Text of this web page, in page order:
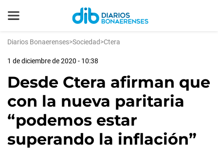
Diarios Bonaerenses>Sociedad>Ctera
1 de diciembre de 2020 - 10:38
Desde Ctera afirman que
con la nueva paritaria
“podemos estar
superando la inflación”